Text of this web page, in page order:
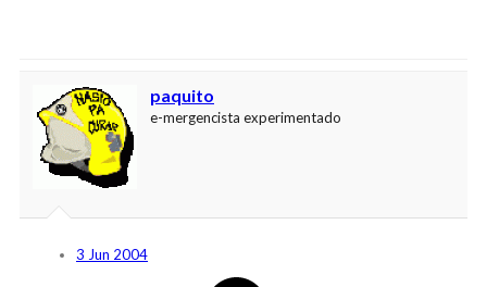
paquito
e-mergencista experimentado
3 Jun 2004